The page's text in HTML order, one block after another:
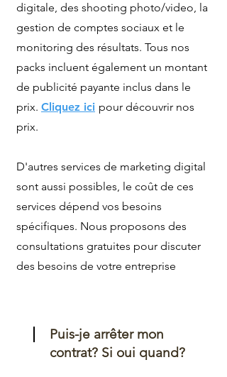
digitale, des shooting photo/video, la
gestion de comptes sociaux et le
monitoring des résultats. Tous nos
packs incluent également un montant
de publicité payante inclus dans le
prix. Cliquez ici pour découvrir nos
prix.
D'autres services de marketing digital
sont aussi possibles, le coût de ces
services dépend vos besoins
spécifiques. Nous proposons des
consultations gratuites pour discuter
des besoins de votre entreprise
Puis-je arrêter mon
contrat? Si oui quand?